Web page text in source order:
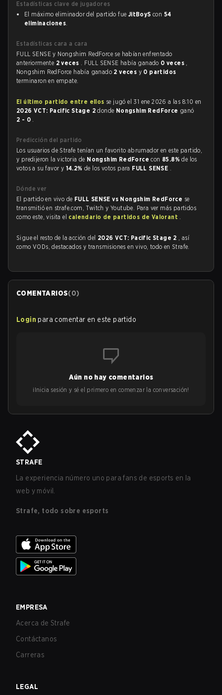
Estadísticas clave de jugadores
El máximo eliminador del partido fue JitBoyS con 54
eliminaciones.
Estadísticas cara a cara
FULL SENSE y Nongshim RedForce se habían enfrentado
anteriormente 2 veces . FULL SENSE había ganado 0 veces ,
Nongshim RedForce había ganado 2 veces y 0 partidos
terminaron en empate.
El último partido entre ellos se jugó el 31 ene 2026 a las 8:10 en
2026 VCT: Pacific Stage 2donde Nongshim RedForce ganó
2 - 0 .
Predicción del partido
Los usuarios de Strafe tenían un favorito abrumador en este partido,
y predijeron la victoria de Nongshim RedForcecon 85.8%de los
votos a su favor y 14.2%de los votos para FULL SENSE .
Dónde ver
El partido en vivo de FULL SENSE vs Nongshim RedForce se
transmitió en strafe.com, Twitch y Youtube. Para ver más partidos
como este, visita el calendario de partidos de Valorant .
Sigue el resto de la acción del 2026 VCT: Pacific Stage 2 , así
como VODs, destacados y transmisiones en vivo, todo en Strafe.
COMENTARIOS(0)
Login para comentar en este partido
Aún no hay comentarios
¡Inicia sesión y sé el primero en comenzar la conversación!
STRAFE
La experiencia número uno para fans de esports en la
web y móvil.
Strafe, todo sobre esports
EMPRESA
Acerca de Strafe
Contáctanos
Carreras
LEGAL